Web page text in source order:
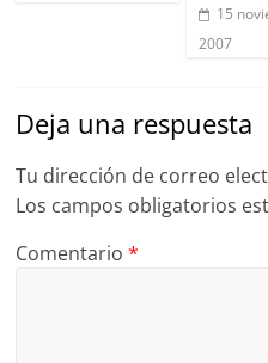
15
2007
Deja una respuesta
Tu dirección de correo
Los campos obligatorios
Comentario*